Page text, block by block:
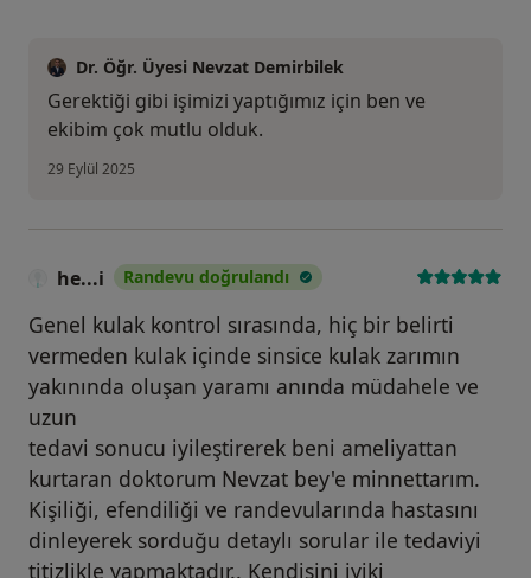
Dr. Öğr. Üyesi Nevzat Demirbilek
Gerektiği gibi işimizi yaptığımız için ben ve
ekibim çok mutlu olduk.
29 Eylül 2025
he...i Randevu doğrulandı
Genel kulak kontrol sırasında, hiç bir belirti
vermeden kulak içinde sinsice kulak zarımın
yakınında oluşan yaramı anında müdahele ve
uzun
tedavi sonucu iyileştirerek beni ameliyattan
kurtaran doktorum Nevzat bey'e minnettarım.
Kişiliği, efendiliği ve randevularında hastasını
dinleyerek sorduğu detaylı sorular ile tedaviyi
titizlikle yapmaktadır.. Kendisini iyiki